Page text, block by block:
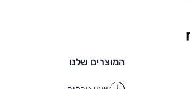
המוצרים שלנו